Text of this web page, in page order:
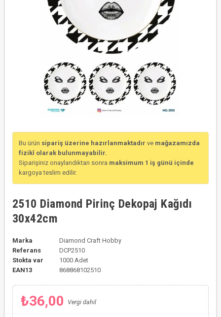
Bu ürün sipariş üzerine hazırlanmaktadır ve mağazamızda
fizikî olarak bulunmayabilir.
Siparişiniz onaylandıktan sonra maksimum 1 iş günü içinde
kargoya teslim edilir.
2510 Diamond Pirinç Dekopaj Kağıdı
30x42cm
Marka
Diamond Craft Hobby
Referans
DCP2510
Stokta var
1000 Adet
EAN13
868868102510
₺36,00 Vergi dahil